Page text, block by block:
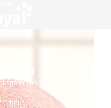
– wir sind
erneut.